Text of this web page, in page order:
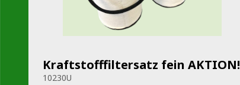
Kraftstofffiltersatz fein AKTION!
10230U